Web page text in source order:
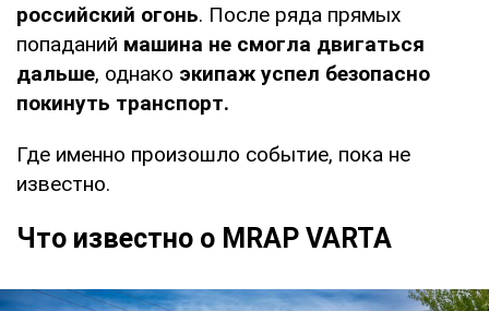
российский огонь. После ряда прямых
попаданий машина не смогла двигаться
дальше, однако экипаж успел безопасно
покинуть транспорт.
Где именно произошло событие, пока не
известно.
Что известно о MRAP VARTA